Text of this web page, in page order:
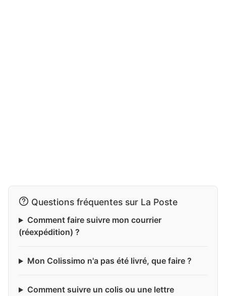
Questions fréquentes sur La Poste
Comment faire suivre mon courrier
(réexpédition) ?
Mon Colissimo n'a pas été livré, que faire ?
Comment suivre un colis ou une lettre